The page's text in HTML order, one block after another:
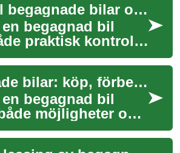
Guide till begagnade bilar och leasingalternativ
begagnad bil
praktisk kontroll
om
och
Den härBegagnade bilar: köp, förberedelse och leasingalternativ
begagnad bil
möjligheter och
att förbereda
och göra